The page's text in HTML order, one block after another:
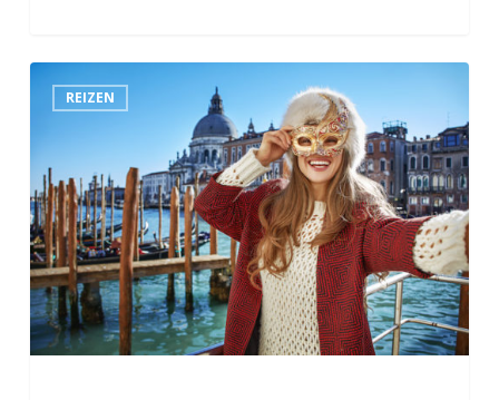
beste
ter
wereld
en
wanneer
je
er
naar
REIZEN